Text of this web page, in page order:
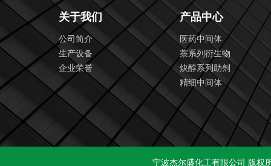
关于我们
公司简介
生产设备
企业荣誉
产品中心
医药中间体
萘系列衍生物
炔醇系列助剂
精细中间体
宁波杰尔盛化工有限公司 版权